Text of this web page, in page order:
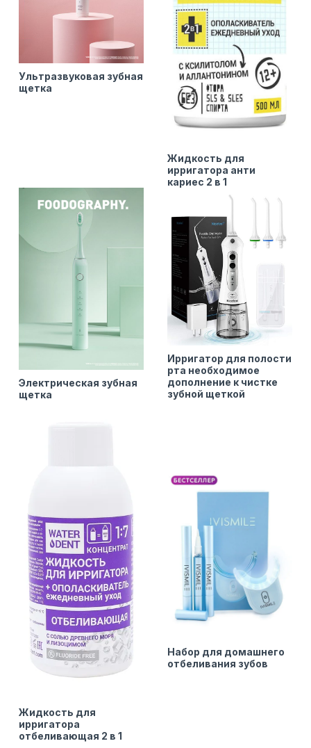
Ультразвуковая зубная
щетка
Жидкость для
ирригатора анти
кариес 2 в 1
Электрическая зубная
щетка
Ирригатор для полости
рта необходимое
дополнение к чистке
зубной щеткой
Жидкость для
ирригатора
отбеливающая 2 в 1
Набор для домашнего
отбеливания зубов